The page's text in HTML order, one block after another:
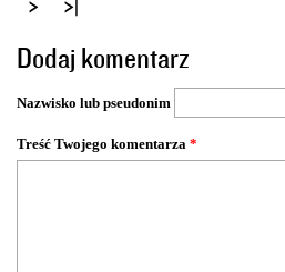
o
n
y
Dodaj komentarz
Nazwisko lub pseudonim
Treść Twojego komentarza *